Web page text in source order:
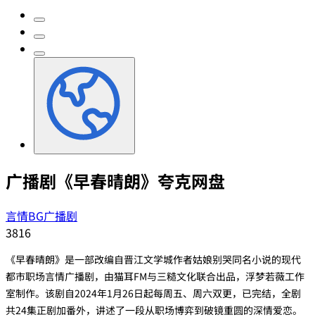
广播剧《早春晴朗》夸克网盘
言情BG广播剧
3816
《早春晴朗》是一部改编自晋江文学城作者‌姑娘别哭‌同名小说的现代
都市职场言情广播剧，由‌猫耳FM‌与‌三糙文化‌联合出品，‌浮梦若薇工作
室‌制作。该剧自2024年1月26日起每周五、周六双更，已完结，全剧
共24集正剧加番外，讲述了一段从职场博弈到破镜重圆的深情爱恋。